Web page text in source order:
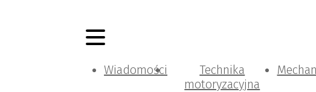
Wiadomości
Technika
motoryzacyjna